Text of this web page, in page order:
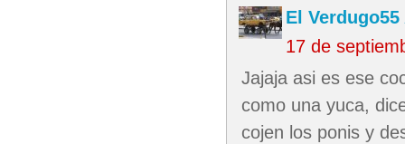
El Verdugo55
17 de
Jajaja asi es ese
como una yuca,
cojen los ponis y